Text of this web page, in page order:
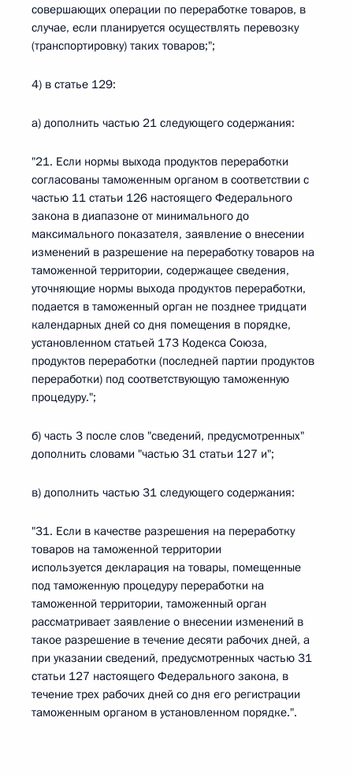
совершающих операции по переработке товаров, в
случае, если планируется осуществлять перевозку
(транспортировку) таких товаров;";
4) в статье 129:
а) дополнить частью 21 следующего содержания:
"21. Если нормы выхода продуктов переработки
согласованы таможенным органом в соответствии с
частью 11 статьи 126 настоящего Федерального
закона в диапазоне от минимального до
максимального показателя, заявление о внесении
изменений в разрешение на переработку товаров на
таможенной территории, содержащее сведения,
уточняющие нормы выхода продуктов переработки,
подается в таможенный орган не позднее тридцати
календарных дней со дня помещения в порядке,
установленном статьей 173 Кодекса Союза,
продуктов переработки (последней партии продуктов
переработки) под соответствующую таможенную
процедуру.";
б) часть 3 после слов "сведений, предусмотренных"
дополнить словами "частью 31 статьи 127 и";
в) дополнить частью 31 следующего содержания:
"31. Если в качестве разрешения на переработку
товаров на таможенной территории
используется декларация на товары, помещенные
под таможенную процедуру переработки на
таможенной территории, таможенный орган
рассматривает заявление о внесении изменений в
такое разрешение в течение десяти рабочих дней, а
при указании сведений, предусмотренных частью 31
статьи 127 настоящего Федерального закона, в
течение трех рабочих дней со дня его регистрации
таможенным органом в установленном порядке.".